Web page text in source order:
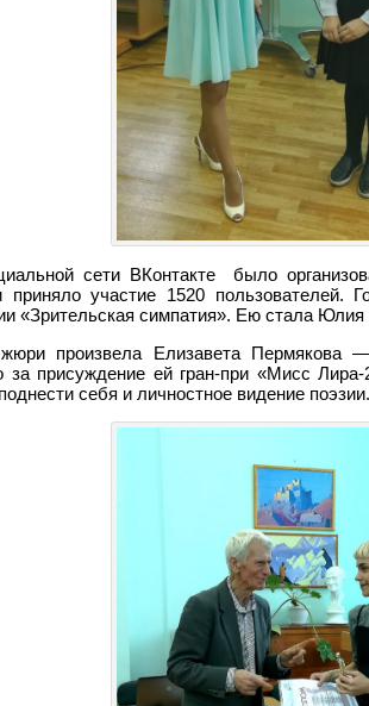
сети ВКонтакте было
приняло участие 1520 пользователей.
«Зрительская симпатия». Ею стала
произвела Елизавета Пермякова
за присуждение ей гран-при «Мисс
себя и личностное видение поэзии.